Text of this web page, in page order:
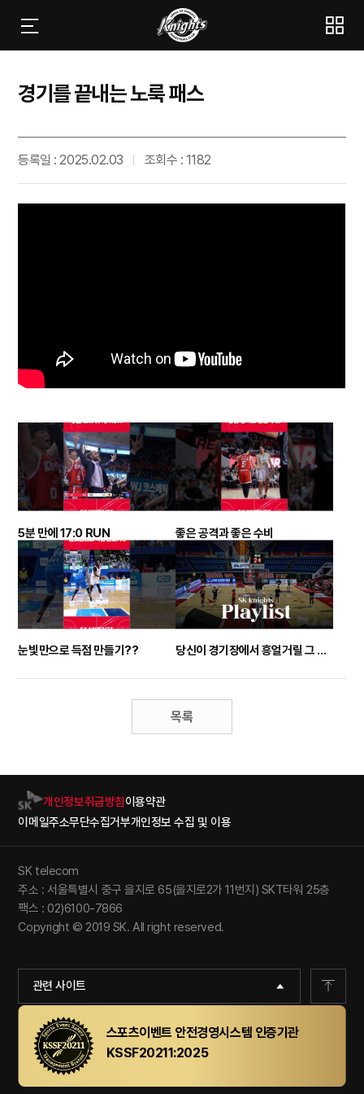
경기를 끝내는 노룩 패스
등록일 : 2025.02.03 조회수 : 1182
5분 만에 17:0 RUN 좋은 공격과 좋은 수비
눈빛만으로 득점 만들기?? 당신이 경기장에서 흥얼거릴 그 노래 Playlist
목록
개인정보취급방침이용약관
이메일주소무단수집거부개인정보 수집 및 이용
관련 사이트
SK telecom
주소 : 서울특별시 중구 을지로 65(을지로2가 11번지) SKT타워 25층
팩스 : 02)6100-7866
Copyright © 2019 SK. All right reserved.
스포츠이벤트 안전경영시스템 인증기관
KSSF20211:2025